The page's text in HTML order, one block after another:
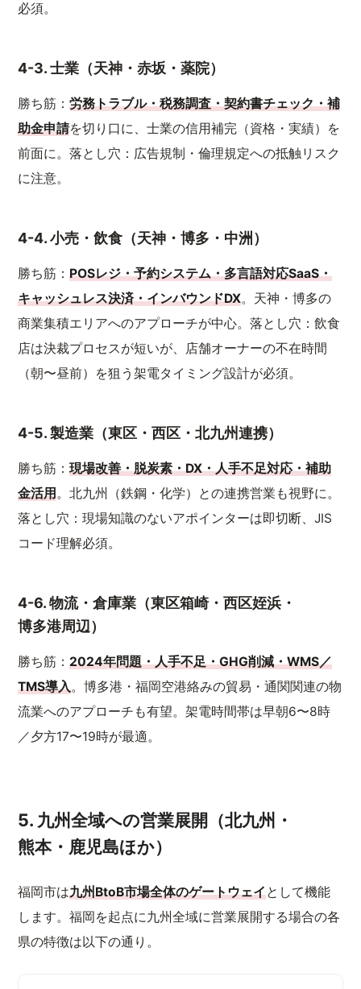
必須。
4-3. 士業（天神・赤坂・薬院）
勝ち筋：労務トラブル・税務調査・契約書チェック・補
助金申請を切り口に、士業の信用補完（資格・実績）を
前面に。落とし穴：広告規制・倫理規定への抵触リスク
に注意。
4-4. 小売・飲食（天神・博多・中洲）
勝ち筋：POSレジ・予約システム・多言語対応SaaS・
キャッシュレス決済・インバウンドDX。天神・博多の
商業集積エリアへのアプローチが中心。落とし穴：飲食
店は決裁プロセスが短いが、店舗オーナーの不在時間
（朝〜昼前）を狙う架電タイミング設計が必須。
4-5. 製造業（東区・西区・北九州連携）
勝ち筋：現場改善・脱炭素・DX・人手不足対応・補助
金活用。北九州（鉄鋼・化学）との連携営業も視野に。
落とし穴：現場知識のないアポインターは即切断、JIS
コード理解必須。
4-6. 物流・倉庫業（東区箱崎・西区姪浜・
博多港周辺）
勝ち筋：2024年問題・人手不足・GHG削減・WMS／
TMS導入。博多港・福岡空港絡みの貿易・通関関連の物
流業へのアプローチも有望。架電時間帯は早朝6〜8時
／夕方17〜19時が最適。
5. 九州全域への営業展開（北九州・
熊本・鹿児島ほか）
福岡市は九州BtoB市場全体のゲートウェイとして機能
します。福岡を起点に九州全域に営業展開する場合の各
県の特徴は以下の通り。